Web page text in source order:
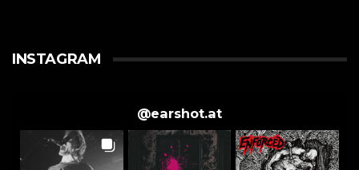
INSTAGRAM
@earshot.at